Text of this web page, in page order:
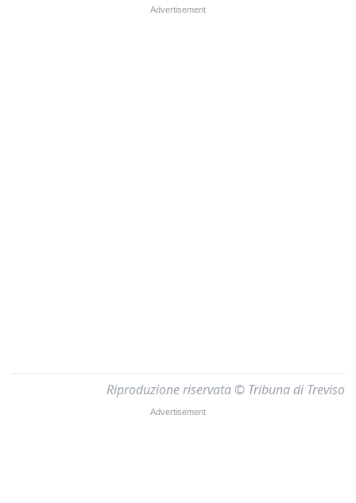
Riproduzione riservata © Tribuna di Treviso